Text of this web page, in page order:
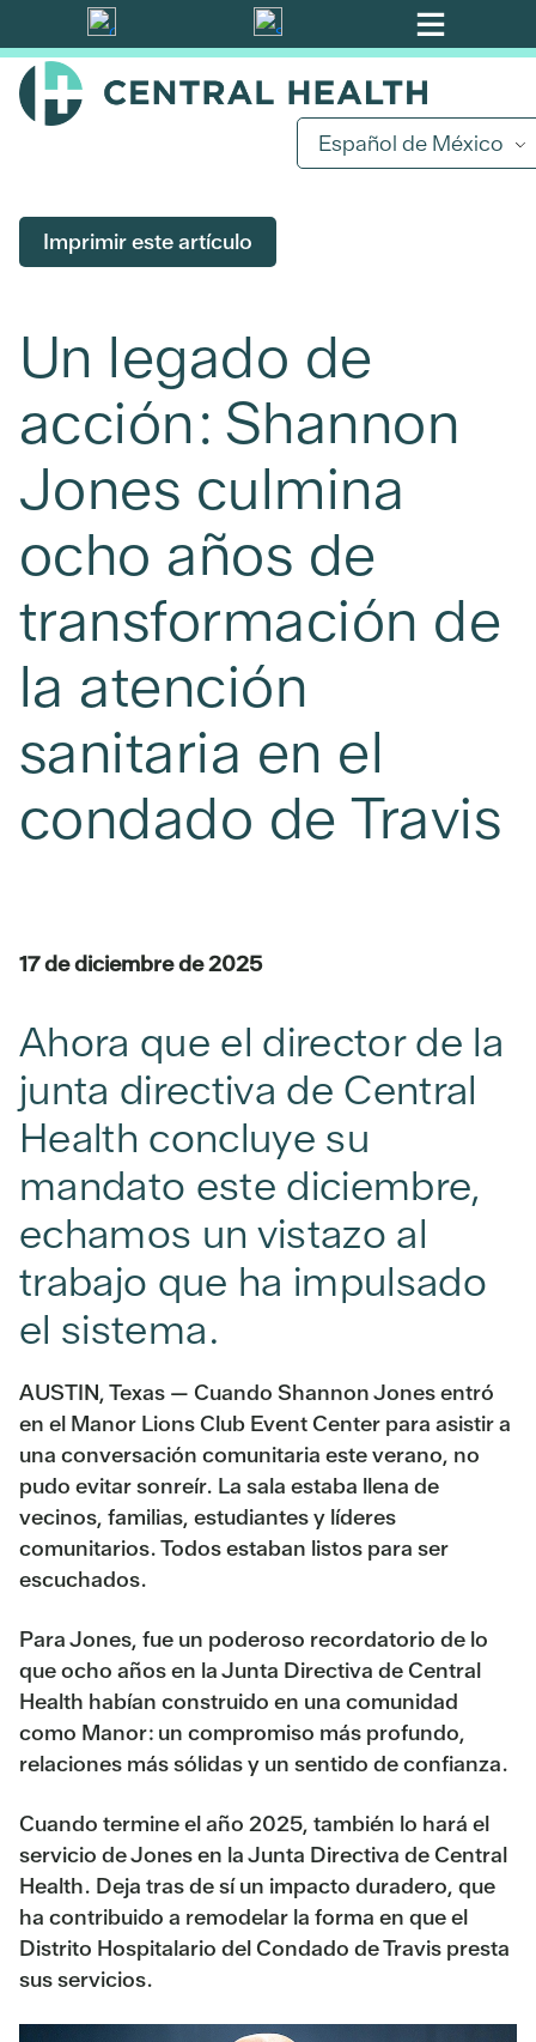
Ir
al
contenido
Español de México
Imprimir este artículo
Un legado de
acción: Shannon
Jones culmina
ocho años de
transformación de
la atención
sanitaria en el
condado de Travis
17 de diciembre de 2025
Ahora que el director de la
junta directiva de Central
Health concluye su
mandato este diciembre,
echamos un vistazo al
trabajo que ha impulsado
el sistema.
AUSTIN, Texas — Cuando Shannon Jones entró
en el Manor Lions Club Event Center para asistir a
una conversación comunitaria este verano, no
pudo evitar sonreír. La sala estaba llena de
vecinos, familias, estudiantes y líderes
comunitarios. Todos estaban listos para ser
escuchados.
Para Jones, fue un poderoso recordatorio de lo
que ocho años en la Junta Directiva de Central
Health habían construido en una comunidad
como Manor: un compromiso más profundo,
relaciones más sólidas y un sentido de confianza.
Cuando termine el año 2025, también lo hará el
servicio de Jones en la Junta Directiva de Central
Health. Deja tras de sí un impacto duradero, que
ha contribuido a remodelar la forma en que el
Distrito Hospitalario del Condado de Travis presta
sus servicios.